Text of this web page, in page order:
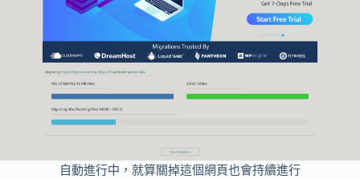
自動進行中，就算關掉這個網頁也會持續進行